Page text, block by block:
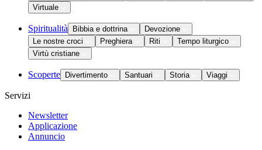
Virtuale
Spiritualità Bibbia e dottrina
Devozione
Le nostre croci
Preghiera Riti
Tempo liturgico
Virtù cristiane
Scoperte Divertimento Santuari Storia Viaggi
Servizi
Newsletter
Applicazione
Annuncio